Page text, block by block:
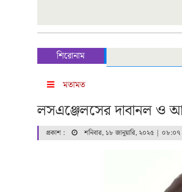
শিরোনাম
মতামত
লসএঞ্জেলসের দাবানল ও
প্রকাশ : শনিবার, ১৮ জানুয়ারি, ২০২৫ | ০৮:০৭